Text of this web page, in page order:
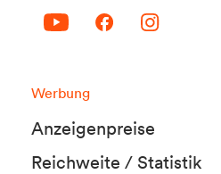
Werbung
Anzeigenpreise
Reichweite / Statistik